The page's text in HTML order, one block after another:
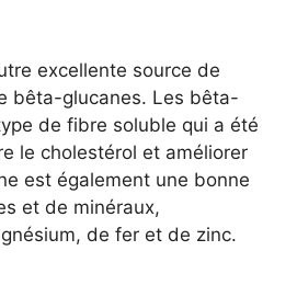
excellente source de
bêta-glucanes. Les bêta-
de fibre soluble qui a été
le cholestérol et améliorer
est également une bonne
et de minéraux,
de fer et de zinc.